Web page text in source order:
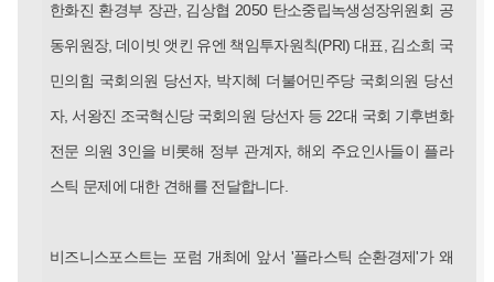
한화진 환경부 장관, 김상협 2050 탄소중립녹생성장위원회 공
동위원장, 데이빗 앳킨 유엔 책임투자원칙(PRI) 대표, 김소희 국
민의힘 국회의원 당선자, 박지혜 더불어민주당 국회의원 당선
자, 서왕진 조국혁신당 국회의원 당선자 등 22대 국회 기후변화
전문 의원 3인을 비롯해 정부 관계자, 해외 주요인사들이 플라
스틱 문제에 대한 견해를 전달합니다.
비즈니스포스트는 포럼 개최에 앞서 '플라스틱 순환경제'가 왜